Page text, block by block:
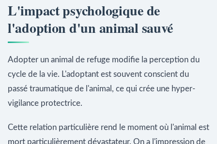
L'impact psychologique de
l'adoption d'un animal sauvé
Adopter un animal de refuge modifie la perception du
cycle de la vie. L'adoptant est souvent conscient du
passé traumatique de l'animal, ce qui crée une hyper-
vigilance protectrice.
Cette relation particulière rend le moment où l'animal est
mort particulièrement dévastateur. On a l'impression de